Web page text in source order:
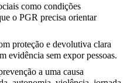
como condições
o PGR precisa orientar
proteção e devolutiva clara
evidência sem expor pessoas.
a uma causa